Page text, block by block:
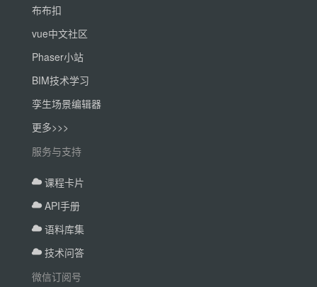
布布扣
vue中文社区
Phaser小站
BIM技术学习
孪生场景编辑器
更多>>>
服务与支持
课程卡片
API手册
语料库集
技术问答
微信订阅号